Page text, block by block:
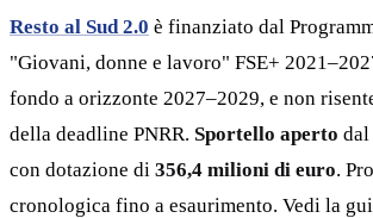
Resto al Sud 2.0 è finanziato dal
"Giovani, donne e lavoro" FSE+
fondo a orizzonte 2027–2029, e non
della deadline PNRR. Sportello aperto dal
con dotazione di 356,4 milioni di euro.
cronologica fino a esaurimento. Vedi la